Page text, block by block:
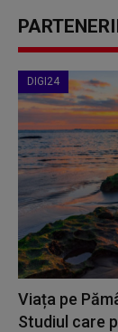
DIGI24
Viața pe
Studiul care